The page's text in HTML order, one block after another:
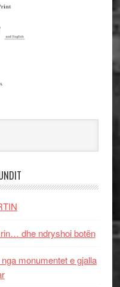
dhe ndryshoi botën
monumentet e gjalla